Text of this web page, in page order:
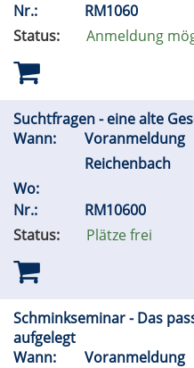
Nr.:
RM1060
Status:
Anmeldung
Suchtfragen - eine alte
Wann:
Voranmeldung
Reichenbach
Wo:
Nr.:
RM10600
Status:
Plätze frei
Schminkseminar - Das
aufgelegt
Wann:
Voranmeldung